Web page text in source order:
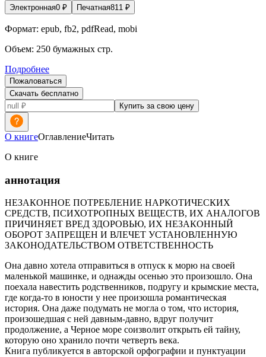
Электронная0 ₽ Печатная811 ₽
Формат: epub, fb2, pdfRead, mobi
Объем: 250 бумажных стр.
Подробнее
Пожаловаться
Скачать бесплатно
Купить за свою цену
О книгеОглавлениеЧитать
О книге
аннотация
НЕЗАКОННОЕ ПОТРЕБЛЕНИЕ НАРКОТИЧЕСКИХ
СРЕДСТВ, ПСИХОТРОПНЫХ ВЕЩЕСТВ, ИХ АНАЛОГОВ
ПРИЧИНЯЕТ ВРЕД ЗДОРОВЬЮ, ИХ НЕЗАКОННЫЙ
ОБОРОТ ЗАПРЕЩЕН И ВЛЕЧЕТ УСТАНОВЛЕННУЮ
ЗАКОНОДАТЕЛЬСТВОМ ОТВЕТСТВЕННОСТЬ
Она давно хотела отправиться в отпуск к морю на своей
маленькой машинке, и однажды осенью это произошло. Она
поехала навестить родственников, подругу и крымские места,
где когда-то в юности у нее произошла романтическая
история. Она даже подумать не могла о том, что история,
произошедшая с ней давным-давно, вдруг получит
продолжение, а Черное море соизволит открыть ей тайну,
которую оно хранило почти четверть века.
Книга публикуется в авторской орфографии и пунктуации